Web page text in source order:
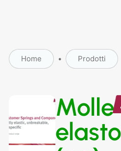
Home • Prodotti
Molle